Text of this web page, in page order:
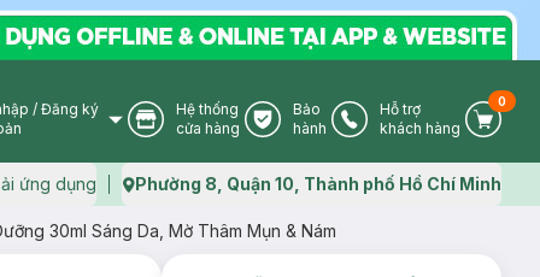
User Icon
/ Đăng ký
Store Icon
Hệ thống
cửa hàng
Warranty Icon
Bảo
hành
Phone Icon
Hỗ trợ
khách hàng
Cart
0
ứng dụng Map icon
Phường 8, Quận 10, Thành phố Hồ Chí Minh
30ml Sáng Da, Mờ Thâm Mụn & Nám